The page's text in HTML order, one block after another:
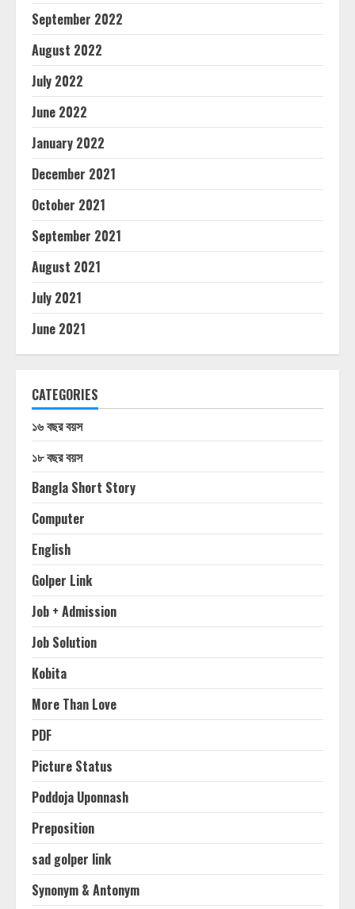
September 2022
August 2022
July 2022
June 2022
January 2022
December 2021
October 2021
September 2021
August 2021
July 2021
June 2021
CATEGORIES
১৬ বছর বয়স
১৮ বছর বয়স
Bangla Short Story
Computer
English
Golper Link
Job + Admission
Job Solution
Kobita
More Than Love
PDF
Picture Status
Poddoja Uponnash
Preposition
sad golper link
Synonym & Antonym